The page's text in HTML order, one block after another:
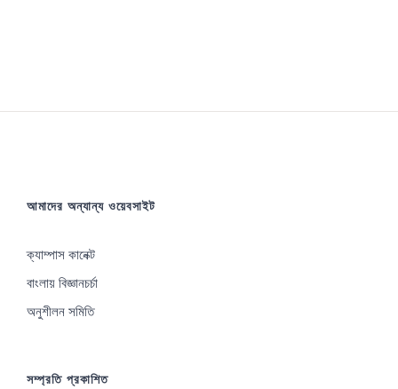
আমাদের অন্যান্য ওয়েবসাইট
ক্যাম্পাস কানেক্ট
বাংলায় বিজ্ঞানচর্চা
অনুশীলন সমিতি
সম্প্রতি প্রকাশিত